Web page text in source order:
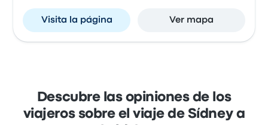
Visita la página Ver mapa
Descubre las opiniones de los
viajeros sobre el viaje de Sídney a